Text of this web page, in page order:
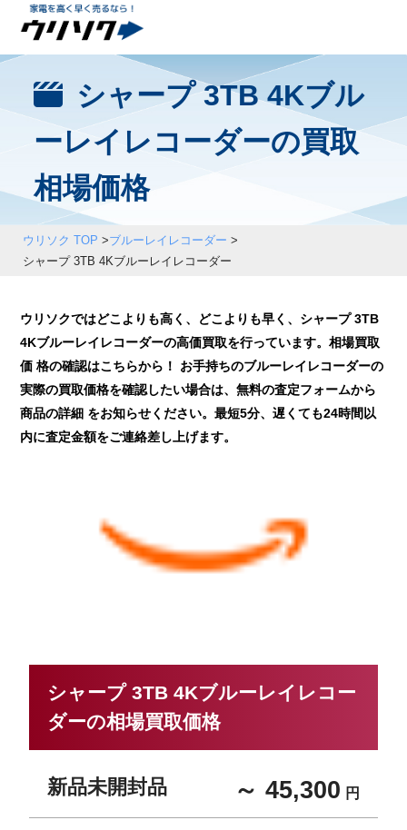
シャープ 3TB 4Kブル
ーレイレコーダーの買取
相場価格
ウリソク TOP >ブルーレイレコーダー >
シャープ 3TB 4Kブルーレイレコーダー
ウリソクではどこよりも高く、どこよりも早く、シャープ 3TB
4Kブルーレイレコーダーの高価買取を行っています。相場買取
価 格の確認はこちらから！ お手持ちのブルーレイレコーダーの
実際の買取価格を確認したい場合は、無料の査定フォームから
商品の詳細 をお知らせください。最短5分、遅くても24時間以
内に査定金額をご連絡差し上げます。
シャープ 3TB 4Kブルーレイレコー
ダーの相場買取価格
新品未開封品 ～ 45,300 円